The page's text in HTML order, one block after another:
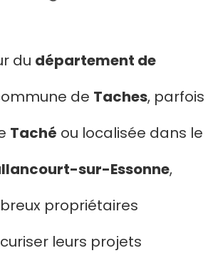
du département de
de Taches, parfois
Taché ou localisée dans le
sur-Essonne,
propriétaires
leurs projets